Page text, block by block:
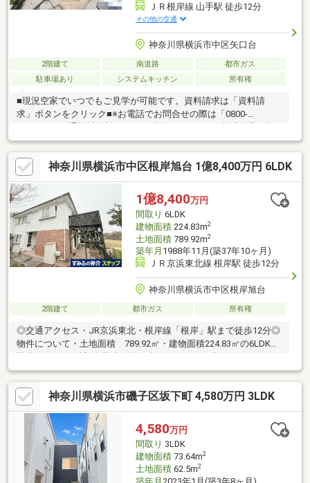
ＪＲ根岸線 山手駅 徒歩12分
その他の交通
神奈川県横浜市中区矢口台
2階建て 南道路
都市ガス
駐車場あり
システムキッチン 所有権
■現況空家でいつでもご見学が可能です。資料請求は「資料請
求」ボタンをクリック■※お電話でお問合せの際は「0800-
岸線「山手」駅徒歩１２分■みなとみらいを遠望、花火大会も鑑
賞できる希少なロケーション■道路高低差ナシ！南道路で陽当た
り良好、西・北側が低く角地のような開放感■前面道路は通り抜
けできない居住者専用の道路で安心の住環境●２０１９年にフル
リノベーション履歴アリ外壁＆屋根塗装＆防水、キッチン・浴
室・洗面化粧台・トイレ交換、１階和室を洋和室へ変更全室クロ
ス貼替、フローリング上貼り、玄関ドア断熱ドアに変更、外構工
事
神奈川県横浜市中区根岸旭台 1億8,400万円 6LDK
1億8,400万円
間取り 6LDK
建物面積224.83m2
土地面積789.92m2
築年月 1988年11月(築37年10ヶ月)
ＪＲ京浜東北線 根岸駅 徒歩12分
神奈川県横浜市中区根岸旭台
2階建て 都市ガス 所有権
◎交通アクセス・JR京浜東北・根岸線「根岸」駅まで徒歩12分◎
物件について・土地面積 789.92㎡・建物面積224.83㎡の6LDK・
ため日当り良好！・1階、2階にトイレあり・室内は大変丁寧に使
用されています！
神奈川県横浜市磯子区坂下町 4,580万円 3LDK
4,580万円
間取り 3LDK
建物面積73.64m2
土地面積62.5m2